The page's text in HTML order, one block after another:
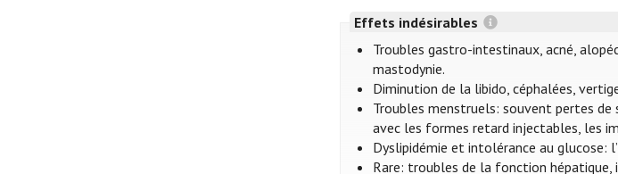
Effets indésirables
Troubles gastro-intestinaux, acné,
mastodynie.
Diminution de la libido, céphalées,
Troubles menstruels: souvent pertes de
avec les formes retard injectables, les
Dyslipidémie et intolérance au glucose:
Rare: troubles de la fonction hépatique,